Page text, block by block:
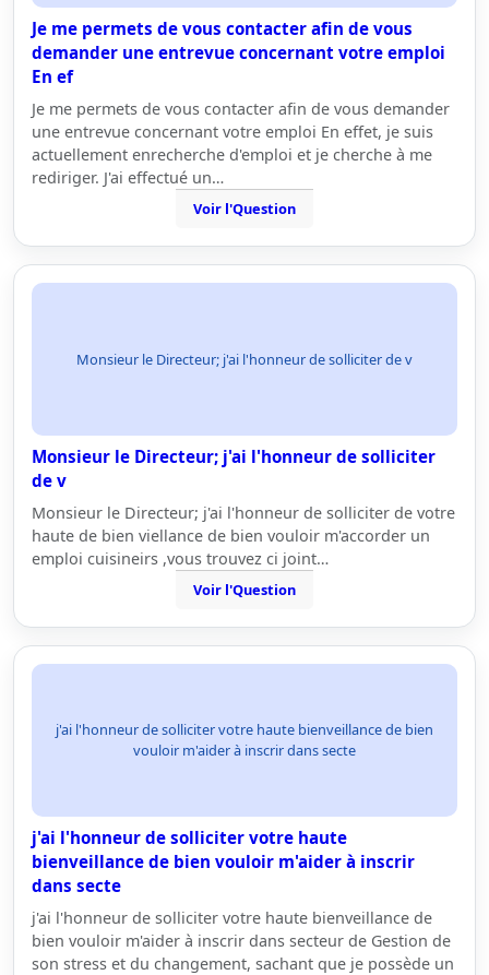
Je me permets de vous contacter afin de vous
demander une entrevue concernant votre emploi
En ef
Je me permets de vous contacter afin de vous demander
une entrevue concernant votre emploi En effet, je suis
actuellement enrecherche d'emploi et je cherche à me
rediriger. J'ai effectué un…
Voir l'Question
Monsieur le Directeur; j'ai l'honneur de solliciter de v
Monsieur le Directeur; j'ai l'honneur de solliciter
de v
Monsieur le Directeur; j'ai l'honneur de solliciter de votre
haute de bien viellance de bien vouloir m'accorder un
emploi cuisineirs ,vous trouvez ci joint…
Voir l'Question
j'ai l'honneur de solliciter votre haute bienveillance de bien
vouloir m'aider à inscrir dans secte
j'ai l'honneur de solliciter votre haute
bienveillance de bien vouloir m'aider à inscrir
dans secte
j'ai l'honneur de solliciter votre haute bienveillance de
bien vouloir m'aider à inscrir dans secteur de Gestion de
son stress et du changement, sachant que je possède un